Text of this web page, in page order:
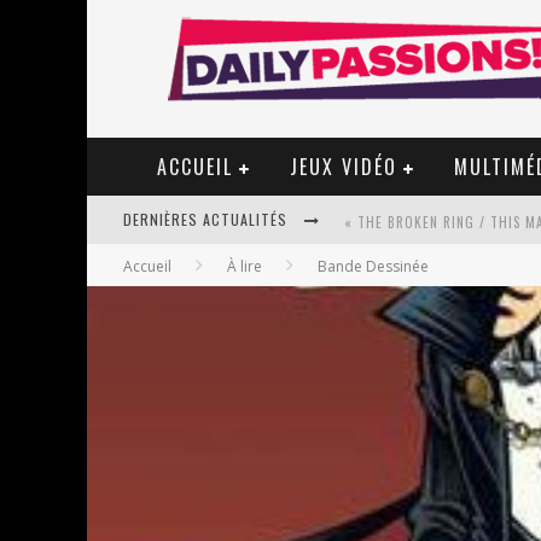
ACCUEIL JEUX VIDÉO
DERNIÈRES ACTUALITÉS
« MON VILLAGE RÉVOLTÉ » -
PSYRIVER 2026 : LA MAGIE
« MOFUSAND / PARLER
Accueil À lire Bande Dessinée